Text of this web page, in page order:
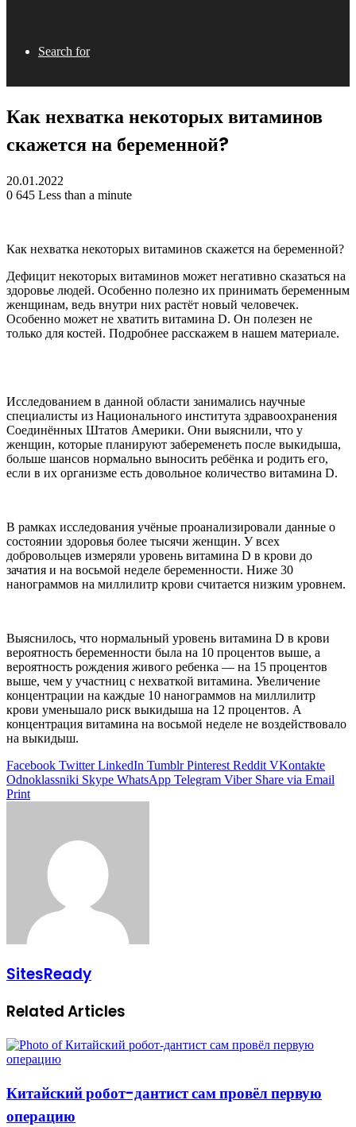
Search for
Как нехватка некоторых витаминов
скажется на беременной?
20.01.2022
0 645 Less than a minute
Как нехватка некоторых витаминов скажется на беременной?
Дефицит некоторых витаминов может негативно сказаться на
здоровье людей. Особенно полезно их принимать беременным
женщинам, ведь внутри них растёт новый человечек.
Особенно может не хватить витамина D. Он полезен не
только для костей. Подробнее расскажем в нашем материале.
Исследованием в данной области занимались научные
специалисты из Национального института здравоохранения
Соединённых Штатов Америки. Они выяснили, что у
женщин, которые планируют забеременеть после выкидыша,
больше шансов нормально выносить ребёнка и родить его,
если в их организме есть довольное количество витамина D.
В рамках исследования учёные проанализировали данные о
состоянии здоровья более тысячи женщин. У всех
добровольцев измеряли уровень витамина D в крови до
зачатия и на восьмой неделе беременности. Ниже 30
нанограммов на миллилитр крови считается низким уровнем.
Выяснилось, что нормальный уровень витамина D в крови
вероятность беременности была на 10 процентов выше, а
вероятность рождения живого ребенка — на 15 процентов
выше, чем у участниц с нехваткой витамина. Увеличение
концентрации на каждые 10 нанограммов на миллилитр
крови уменьшало риск выкидыша на 12 процентов. А
концентрация витамина на восьмой неделе не воздействовало
на выкидыш.
Facebook Twitter LinkedIn Tumblr Pinterest Reddit VKontakte
Odnoklassniki Skype WhatsApp Telegram Viber Share via Email
Print
SitesReady
Related Articles
Китайский робот-дантист сам провёл первую
операцию